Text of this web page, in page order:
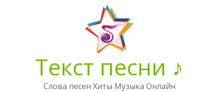
Текст песни ♪
Слова песен Хиты Музыка Онлайн